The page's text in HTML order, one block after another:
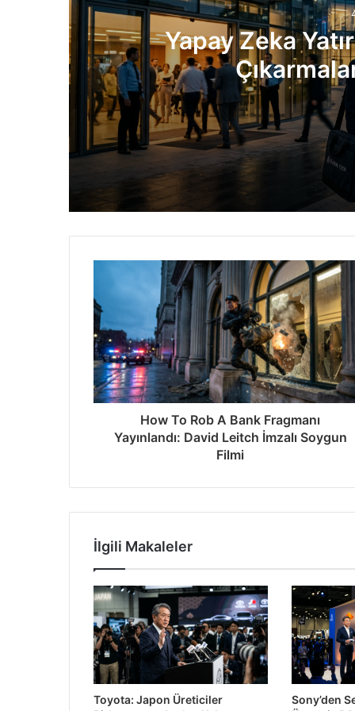
Yapay Zeka
Yapay Zeka Yatırımları Patlarken İşten
Intel Dev Çipler İçin Kritik Engeli Aştı:
7 gün önce
Yeni Nesil Opel Corsa 2027’de
7 gün önce
Samsung Katlanabilir Telefonlar
7 gün önce
1 hafta önce
Waymo Robotaksileri İnsan
2 hafta önce
Paramount ve Warner Bros. Birleşmesi
How To Rob A Bank Fragmanı
Yayınlandı: David Leitch İmzalı Soygun
Filmi
İlgili Makaleler
Toyota: Japon Üreticiler
Sony’den